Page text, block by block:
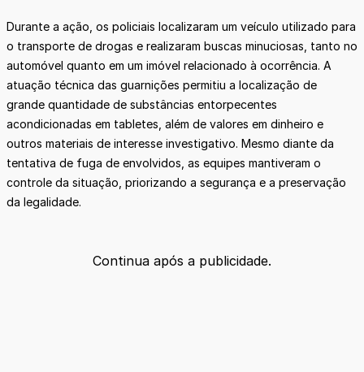
Durante a ação, os policiais localizaram um veículo utilizado para
o transporte de drogas e realizaram buscas minuciosas, tanto no
automóvel quanto em um imóvel relacionado à ocorrência. A
atuação técnica das guarnições permitiu a localização de
grande quantidade de substâncias entorpecentes
acondicionadas em tabletes, além de valores em dinheiro e
outros materiais de interesse investigativo. Mesmo diante da
tentativa de fuga de envolvidos, as equipes mantiveram o
controle da situação, priorizando a segurança e a preservação
da legalidade.
Continua após a publicidade.